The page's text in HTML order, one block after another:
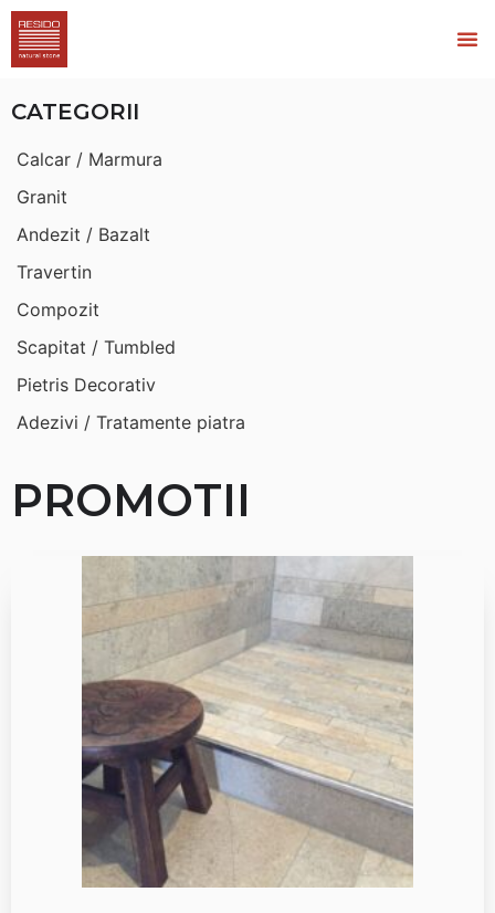
CATEGORII
Calcar / Marmura
Granit
Andezit / Bazalt
Travertin
Compozit
Scapitat / Tumbled
Pietris Decorativ
Adezivi / Tratamente piatra
PROMOTII